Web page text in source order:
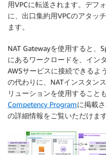
用VPCに転送されます。デフ
に、出口集約用VPCのアタッ
ます。
NAT Gatewayを使用すると、
にあるワークロードを、イン
AWSサービスに接続できるよ
の代わりに、NATインスタン
リューションを使用すること
Competency Programに掲載
の詳細情報をご覧いただけます